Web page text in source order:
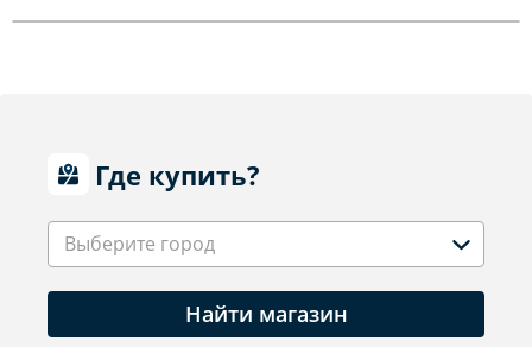
Где купить?
Выберите город
Найти магазин